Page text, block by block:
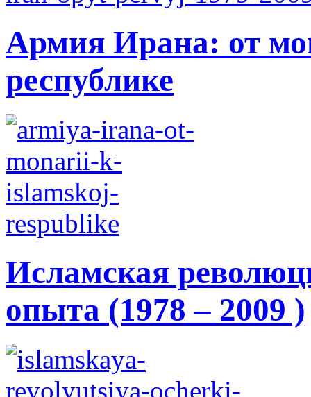
Армия Ирана: от
республике
Исламская
опыта (1978 – 2009 )